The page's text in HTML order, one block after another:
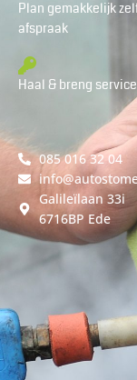
Plan gemakkelijk
afspraak
Haal & breng service
085 016 32 04
Galileïlaan 33i
6716BP Ede